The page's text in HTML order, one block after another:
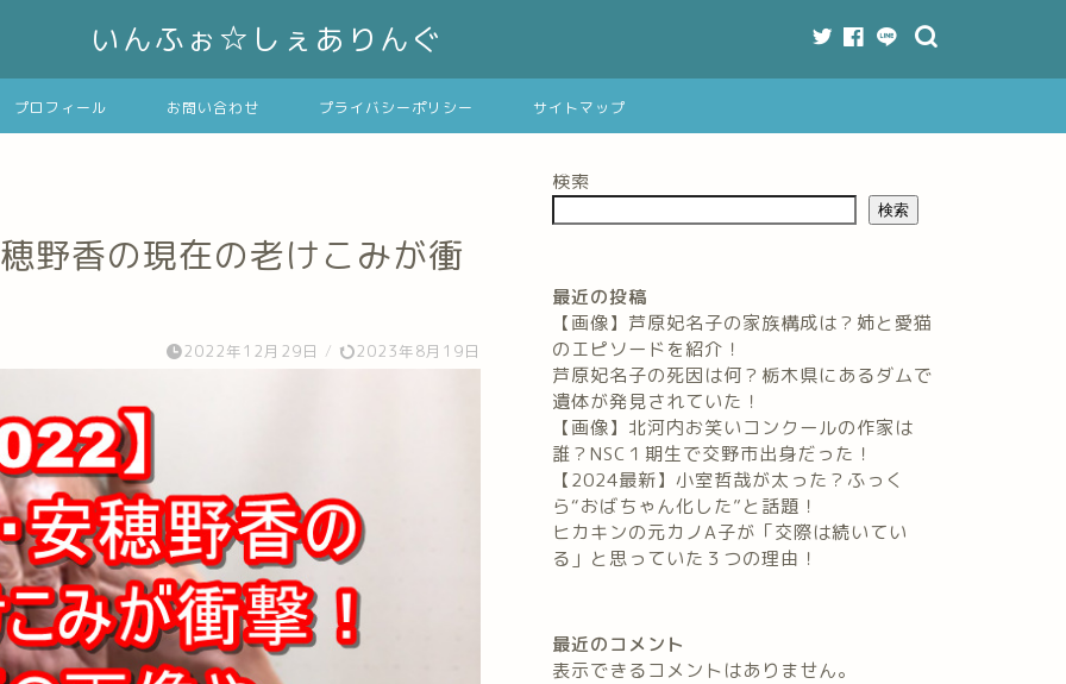
いんふぉ☆しぇありんぐ
プロフィール お問い合わせ プライバシーポリシー サイトマップ
野香の現在の老けこみが衝
2022年12月29日 / 2023年8月19日
検索
検索
最近の投稿
【画像】芦原妃名子の家族構成は？姉と愛猫
のエピソードを紹介！
芦原妃名子の死因は何？栃木県にあるダムで
遺体が発見されていた！
【画像】北河内お笑いコンクールの作家は
誰？NSC１期生で交野市出身だった！
【2024最新】小室哲哉が太った？ふっく
ら“おばちゃん化した”と話題！
ヒカキンの元カノA子が「交際は続いてい
る」と思っていた３つの理由！
最近のコメント
表示できるコメントはありません。